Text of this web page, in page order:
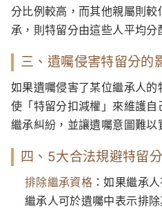
分比例較高，而其他親屬則
承，則特留分由這些人平均分
三、遺囑侵害特留分的
如果遺囑侵害了某位繼承人
使「特留分扣減權」來維護
繼承糾紛，並讓遺囑意圖難以
四、5大合法規避特留
排除繼承資格 ：如果繼承
繼承人可於遺囑中表示排